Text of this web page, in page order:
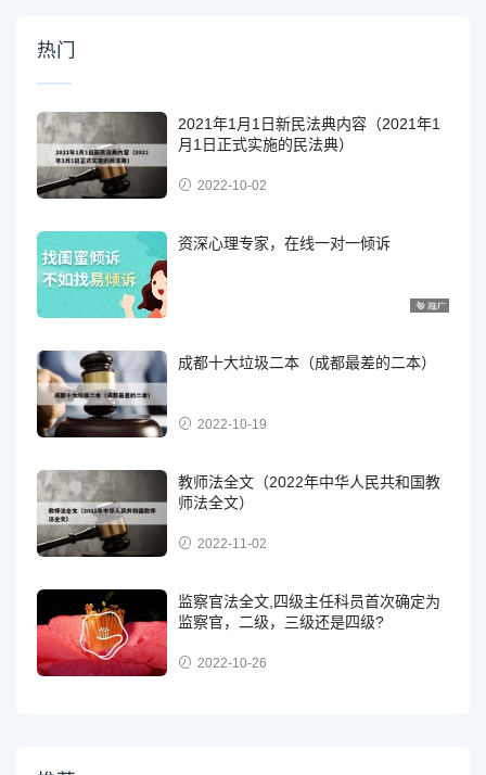
热门
2021年1月1日新民法典内容（2021年1
月1日正式实施的民法典）
2022-10-02
资深心理专家，在线一对一倾诉
成都十大垃圾二本（成都最差的二本）
2022-10-19
教师法全文（2022年中华人民共和国教
师法全文）
2022-11-02
监察官法全文,四级主任科员首次确定为
监察官，二级，三级还是四级?
2022-10-26